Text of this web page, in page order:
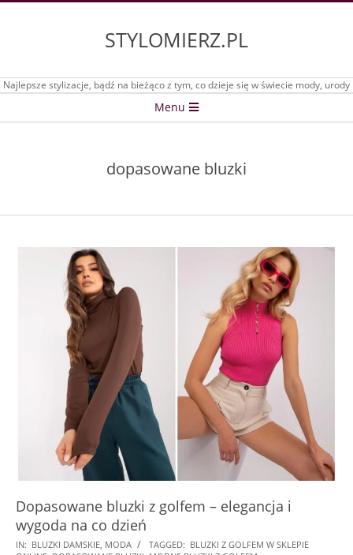
STYLOMIERZ.PL
Najlepsze stylizacje, bądź na bieżąco z tym, co dzieje się w świecie mody, urody
Menu
dopasowane bluzki
Dopasowane bluzki z golfem – elegancja i
wygoda na co dzień
2024-
IN: BLUZKI DAMSKIE MODA TAGGED: BLUZKI Z GOLFEM W SKLEPIE